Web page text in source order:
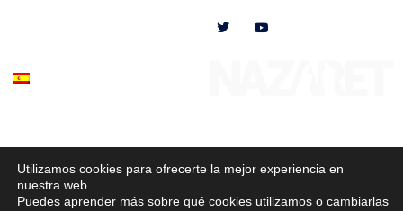
© 2020 Misioneras Nazaret. Todos los derechos reservados
Política de Privacidad–Política de Cookies–Aviso Legal
Utilizamos cookies para ofrecerte la mejor experiencia en
nuestra web.
Puedes aprender más sobre qué cookies utilizamos o cambiarlas